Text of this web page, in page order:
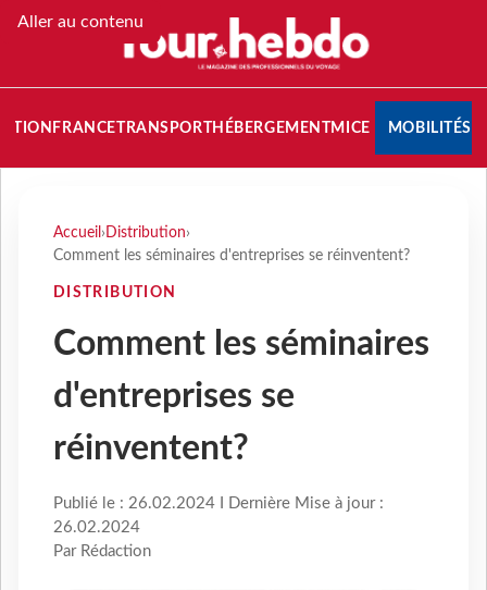
Aller au contenu
FRANCETRANSPORT HÉBERGEMENTMICE MOBILITÉS
Accueil › Distribution›
Comment les séminaires d'entreprises se réinventent?
DISTRIBUTION
Comment les séminaires
d'entreprises se
réinventent?
Publié le : 26.02.2024 I Dernière Mise à jour :
26.02.2024
Par Rédaction